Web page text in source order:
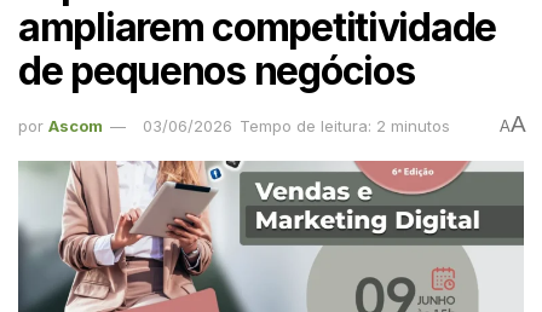
ampliarem competitividade
de pequenos negócios
por Ascom 03/06/2026 Tempo de leitura: 2 minutos AA